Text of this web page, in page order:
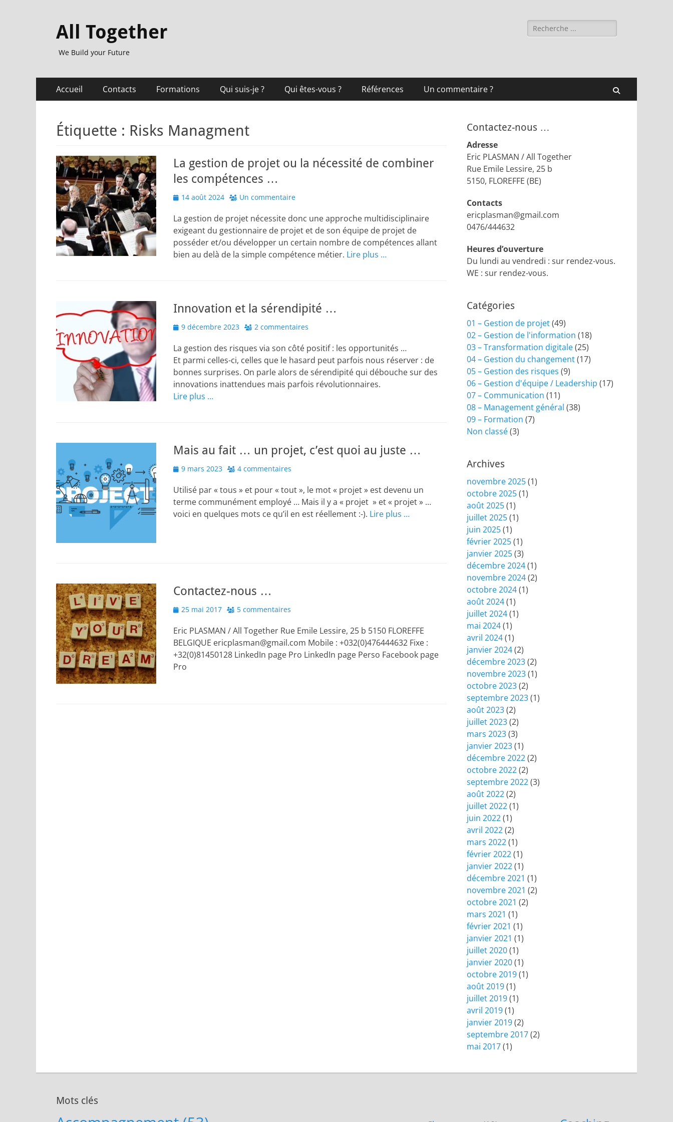
All Together
We Build your Future
Rechercher :
Menu
principal
Accueil Contacts Formations Qui suis-je ? Qui êtes-vous ? Références Un commentaire ?
Étiquette : Risks Managment
La gestion de projet ou la nécessité de combiner
les compétences …
Posted
14 août 2024 Un commentaire
La gestion de projet nécessite donc une approche multidisciplinaire
exigeant du gestionnaire de projet et de son équipe de projet de
posséder et/ou développer un certain nombre de compétences allant
bien au delà de la simple compétence métier. Lire plus …
Innovation et la sérendipité …
Posted
9 décembre 2023 2 commentaires
La gestion des risques via son côté positif : les opportunités …
Et parmi celles-ci, celles que le hasard peut parfois nous réserver : de
bonnes surprises. On parle alors de sérendipité qui débouche sur des
innovations inattendues mais parfois révolutionnaires.
Lire plus …
Mais au fait … un projet, c’est quoi au juste …
Posted
9 mars 2023 4 commentaires
Utilisé par « tous » et pour « tout », le mot « projet » est devenu un
terme communément employé … Mais il y a « projet » et « projet » …
voici en quelques mots ce qu’il en est réellement :-). Lire plus …
Contactez-nous …
Posted
25 mai 2017 5 commentaires
Eric PLASMAN / All Together Rue Emile Lessire, 25 b 5150 FLOREFFE
BELGIQUE ericplasman@gmail.com Mobile : +032(0)476444632 Fixe :
+32(0)81450128 LinkedIn page Pro LinkedIn page Perso Facebook page
Pro
Contactez-nous …
Adresse
Eric PLASMAN / All Together
Rue Emile Lessire, 25 b
5150, FLOREFFE (BE)
Contacts
ericplasman@gmail.com
0476/444632
Heures d’ouverture
Du lundi au vendredi : sur rendez-vous.
WE : sur rendez-vous.
Catégories
01 – Gestion de projet(49)
02 – Gestion de l'information (18)
03 – Transformation digitale(25)
04 – Gestion du changement(17)
05 – Gestion des risques (9)
06 – Gestion d'équipe / Leadership (17)
07 – Communication (11)
08 – Management général (38)
09 – Formation (7)
Non classé(3)
Archives
novembre 2025(1)
octobre 2025(1)
août 2025(1)
juillet 2025(1)
juin 2025(1)
février 2025(1)
janvier 2025(3)
décembre 2024(1)
novembre 2024(2)
octobre 2024(1)
août 2024(1)
juillet 2024(1)
mai 2024(1)
avril 2024(1)
janvier 2024(2)
décembre 2023(2)
novembre 2023(1)
octobre 2023(2)
septembre 2023(1)
août 2023(2)
juillet 2023(2)
mars 2023(3)
janvier 2023(1)
décembre 2022(2)
octobre 2022(2)
septembre 2022(3)
août 2022(2)
juillet 2022(1)
juin 2022(1)
avril 2022(2)
mars 2022(1)
février 2022(1)
janvier 2022(1)
décembre 2021 (1)
novembre 2021 (2)
octobre 2021 (2)
mars 2021 (1)
février 2021 (1)
janvier 2021 (1)
juillet 2020(1)
janvier 2020(1)
octobre 2019(1)
août 2019(1)
juillet 2019(1)
avril 2019(1)
janvier 2019(2)
septembre 2017(2)
mai 2017(1)
Mots clés